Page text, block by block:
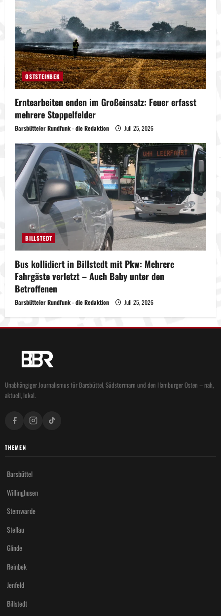
OSTSTEINBEK
Erntearbeiten enden im Großeinsatz: Feuer erfasst
mehrere Stoppelfelder
Barsbütteler Rundfunk - die Redaktion Juli 25, 2026
BILLSTEDT
Bus kollidiert in Billstedt mit Pkw: Mehrere
Fahrgäste verletzt – Auch Baby unter den
Betroffenen
Barsbütteler Rundfunk - die Redaktion Juli 25, 2026
Unabhängiger Journalismus für Barsbüttel, Südstormarn und den Hamburger Osten – nah,
aktuell, lokal.
THEMEN
Barsbüttel
Willinghusen
Stemwarde
Stellau
Glinde
Reinbek
Jenfeld
Billstedt